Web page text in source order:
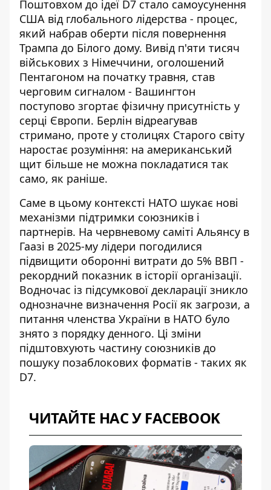
Поштовхом до ідеї D7 стало самоусунення
США від глобального лідерства - процес,
який набрав оберти після повернення
Трампа до Білого дому. Вивід п'яти тисяч
військових з Німеччини, оголошений
Пентагоном на початку травня, став
черговим сигналом - Вашингтон
поступово згортає фізичну присутність у
серці Європи. Берлін відреагував
стримано, проте у столицях Старого світу
наростає розуміння: на американський
щит більше не можна покладатися так
само, як раніше.
Саме в цьому контексті НАТО шукає нові
механізми підтримки союзників і
партнерів. На червневому саміті Альянсу в
Гаазі в 2025-му лідери погодилися
підвищити оборонні витрати до 5% ВВП -
рекордний показник в історії організації.
Водночас із підсумкової декларації зникло
однозначне визначення Росії як загрози, а
питання членства України в НАТО було
знято з порядку денного. Ці зміни
підштовхують частину союзників до
пошуку позаблокових форматів - таких як
D7.
ЧИТАЙТЕ НАС У FACEBOOK